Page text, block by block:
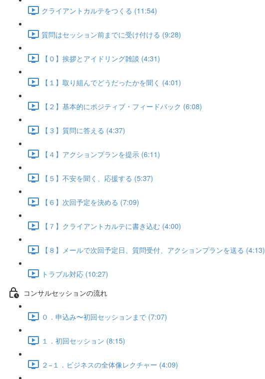
クライアントカルテをつくる (11:54)
質問はセッション前までに受け付ける (9:28)
【０】挨拶とアイドリング雑談 (4:31)
【１】取り組んでどうだったかを聞く (4:01)
【２】基本的にポジティブ・フィードバック (6:08)
【３】質問に答える (4:37)
【４】アクションプランを提示 (6:11)
【５】不安を聞く、応援する (5:37)
【６】次回予定を決める (7:09)
【７】クライアントカルテに書き込む (4:00)
【８】メールで次回予定日、質問受付、アクションプランを送る (4:13)
トラブル対応 (10:27)
コンサルセッションの流れ
０．申込み〜初回セッションまで (7:07)
１．初回セッション (8:15)
２−１．ビジネスの全体像レクチャー (4:09)